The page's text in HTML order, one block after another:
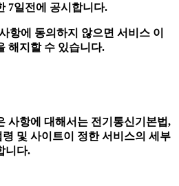
7일전에 공시합니다.
항에 동의하지 않으면 서비스 이
해지할 수 있습니다.
사항에 대해서는 전기통신기본법,
및 사이트이 정한 서비스의 세부
니다.